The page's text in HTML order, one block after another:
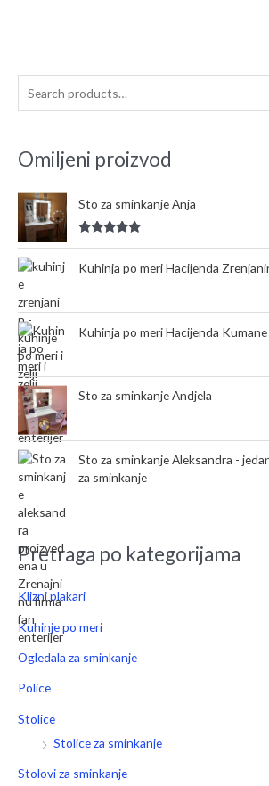
e
r
f
o
r
:
Omiljeni proizvod
Sto za sminkanje Anja
Rated5.00
Kuhinja po meri Hacijenda
Kuhinja po meri Hacijenda Kumane
Sto za sminkanje Andjela
Sto za sminkanje Aleksandra -
za sminkanje
Pretraga po kategorijama
Klizni plakari
Kuhinje po meri
Ogledala za sminkanje
Police
Stolice
Stolice za sminkanje
Stolovi za sminkanje